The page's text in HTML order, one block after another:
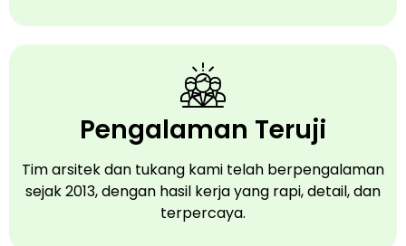
Pengalaman Teruji
Tim arsitek dan tukang kami telah berpengalaman
sejak 2013, dengan hasil kerja yang rapi, detail, dan
terpercaya.